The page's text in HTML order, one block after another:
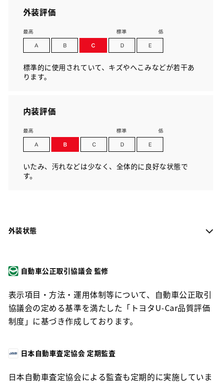
外装評価
標準的に使用されていて、キズやへこみなどが若干あ
ります。
内装評価
いたみ、汚れなどは少なく、全体的に良好な状態で
す。
外装状態
自動車公正取引協議会 監修
表示項目・方法・運用体制等について、自動車公正取引
協議会の定める基準を満たした「トヨタU-Car品質評価
制度」に基づき作成しております。
日本自動車査定協会 定期監査
日本自動車査定協会による監査も定期的に実施していま